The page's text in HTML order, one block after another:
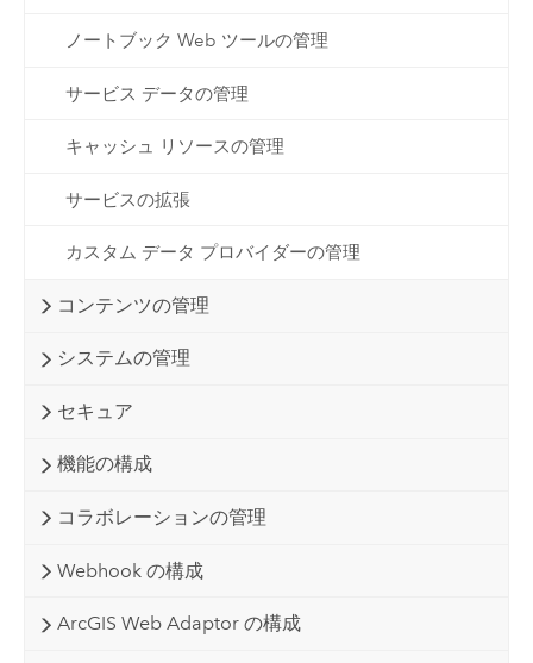
ノートブック Web ツールの管理
サービス データの管理
キャッシュ リソースの管理
サービスの拡張
カスタム データ プロバイダーの管理
コンテンツの管理
システムの管理
セキュア
機能の構成
コラボレーションの管理
Webhook の構成
ArcGIS Web Adaptor の構成